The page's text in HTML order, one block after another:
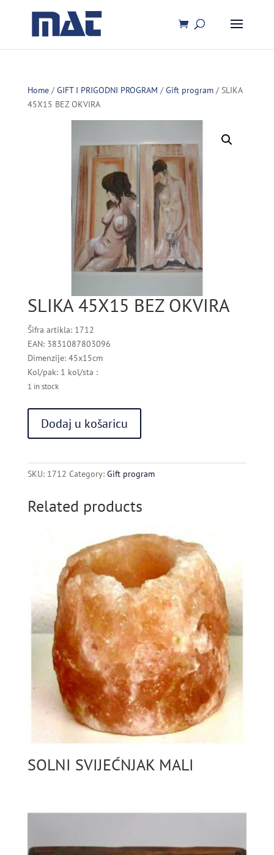
Home/GIFT I PRIGODNI PROGRAM /Gift program/ SLIKA
45X15 BEZ OKVIRA
SLIKA 45X15 BEZ OKVIRA
Šifra artikla: 1712
EAN: 3831087803096
Dimenzije: 45x15cm
Kol/pak: 1 kol/sta :
1 in stock
45X15
BEZ
quantity
Dodaj u košaricu
SKU: 1712 Category: Gift program
Related products
SOLNI SVIJEĆNJAK MALI